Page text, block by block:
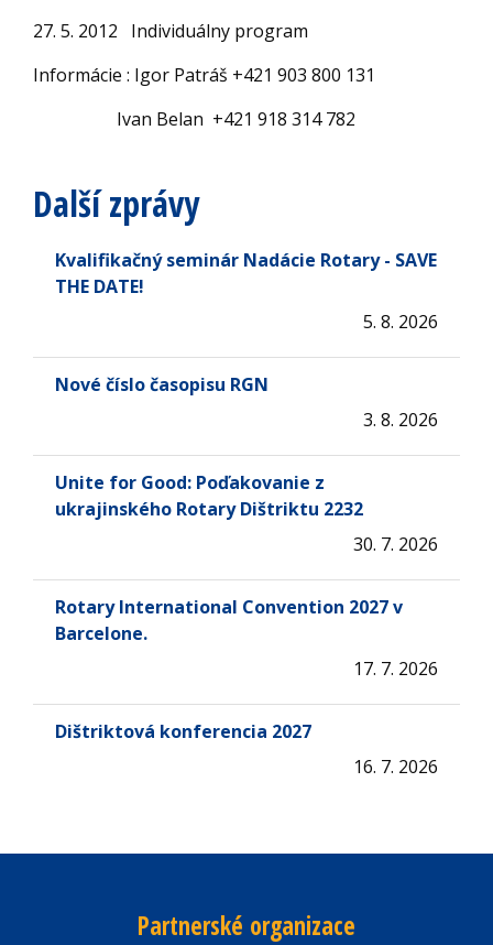
27. 5. 2012 Individuálny program
Informácie : Igor Patráš +421 903 800 131
Ivan Belan +421 918 314 782
Další zprávy
Kvalifikačný seminár Nadácie Rotary - SAVE
THE DATE!
5. 8. 2026
Nové číslo časopisu RGN
3. 8. 2026
Unite for Good: Poďakovanie z
ukrajinského Rotary Dištriktu 2232
30. 7. 2026
Rotary International Convention 2027 v
Barcelone.
17. 7. 2026
Dištriktová konferencia 2027
16. 7. 2026
Partnerské organizace